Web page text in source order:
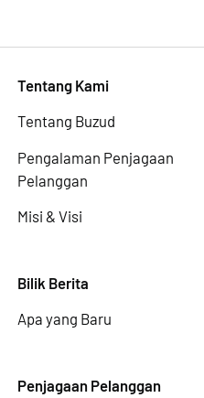
Tentang Kami
Tentang Buzud
Pengalaman Penjagaan
Pelanggan
Misi & Visi
Bilik Berita
Apa yang Baru
Penjagaan Pelanggan